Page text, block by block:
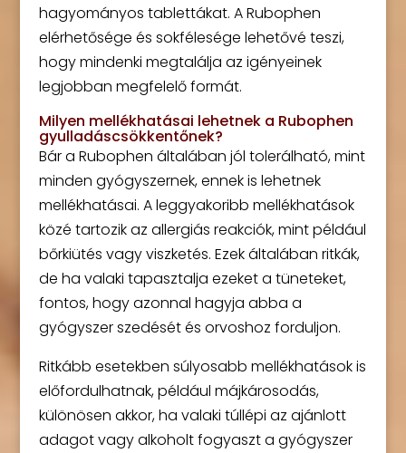
hagyományos tablettákat. A Rubophen
elérhetősége és sokfélesége lehetővé teszi,
hogy mindenki megtalálja az igényeinek
legjobban megfelelő formát.
Milyen mellékhatásai lehetnek a Rubophen
gyulladáscsökkentőnek?
Bár a Rubophen általában jól tolerálható, mint
minden gyógyszernek, ennek is lehetnek
mellékhatásai. A leggyakoribb mellékhatások
közé tartozik az allergiás reakciók, mint például
bőrkiütés vagy viszketés. Ezek általában ritkák,
de ha valaki tapasztalja ezeket a tüneteket,
fontos, hogy azonnal hagyja abba a
gyógyszer szedését és orvoshoz forduljon.
Ritkább esetekben súlyosabb mellékhatások is
előfordulhatnak, például májkárosodás,
különösen akkor, ha valaki túllépi az ajánlott
adagot vagy alkoholt fogyaszt a gyógyszer